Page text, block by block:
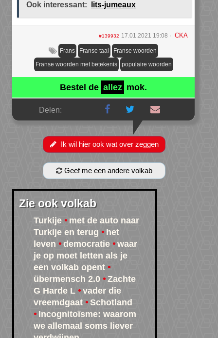
Ook interessant: lits-jumeaux
#139932 17.01.2021 19:08 CKA
Frans Franse taal Franse woorden
Franse woorden met betekenis populaire woorden
Bestel de allez mok.
Delen:
Ik wil hier ook wat over zeggen
Geef me een andere volkab
Zie ook volkab
Turkije
met de auto naar
Turkije en terug
het
leven
democratie
waar
je op moet letten als je
een volkab opent
übermensch 2.0
Zachte
G Harde L
vader die
vreemdgaat
Schotland
Incognitoïsme: waarom
we allemaal soms liever